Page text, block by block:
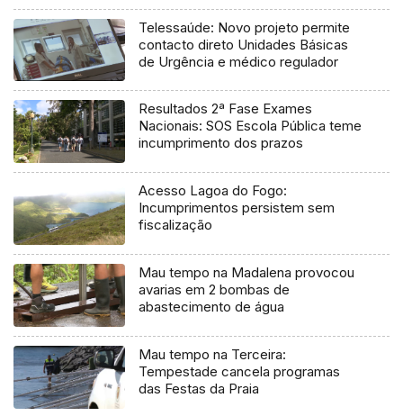
Telessaúde: Novo projeto permite
contacto direto Unidades Básicas
de Urgência e médico regulador
Resultados 2ª Fase Exames
Nacionais: SOS Escola Pública teme
incumprimento dos prazos
Acesso Lagoa do Fogo:
Incumprimentos persistem sem
fiscalização
Mau tempo na Madalena provocou
avarias em 2 bombas de
abastecimento de água
Mau tempo na Terceira:
Tempestade cancela programas
das Festas da Praia